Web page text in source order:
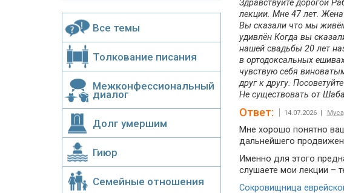
Здравствуйте дорогой
лекции. Мне 47 лет.
Вы сказали что мы
удивлён Когда вы
нашей свадьбы 20 лет
в ортодоксальных
чувствую себя
друг к другу.
Не существовать от
Ответ: 14.07.2026 |
Мне хорошо понятно
дальнейшего
Именно для этого
слушаете мои лекции –
Сокровищница
Все темы
Толкование писания
Межконфессиональный
диалог
Долг умершим
Гиюр
Семейные отношения